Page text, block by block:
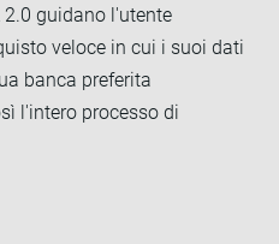
guidano l'utente
veloce in cui i suoi dati
banca preferita
l'intero processo di